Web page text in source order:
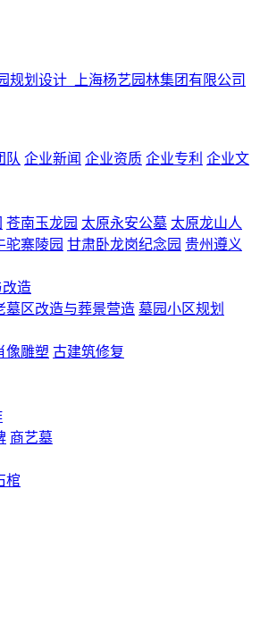
队 企业新闻 企业资质 企业专利 企业文
苍南玉龙园 太原永安公墓 太原龙山人
驼寨陵园 甘肃卧龙岗纪念园 贵州遵义
造
墓区改造与葬景营造 墓园小区规划
像雕塑 古建筑修复
商艺墓
棺